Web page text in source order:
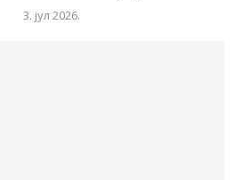
3. јул 2026.